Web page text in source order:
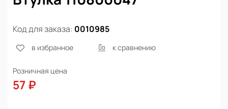
Код для заказа: 0010985
в избранное к сравнению
Розничная цена
57 ₽